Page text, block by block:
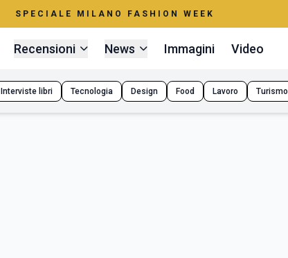
SPECIALE MILANO FASHION WEEK
Recensioni News Immagini Video
Interviste libri Tecnologia Design Food Lavoro Turismo